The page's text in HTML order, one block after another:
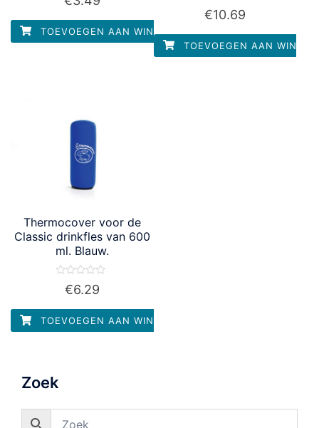
5
TOEVOEGEN AAN WINKELWAGEN
Waardering
5
€10.69
TOEVOEGEN AAN
Thermocover voor de
Classic drinkfles van 600
ml. Blauw.
Waardering
5
€6.29
TOEVOEGEN AAN WINKELWAGEN
Zoek